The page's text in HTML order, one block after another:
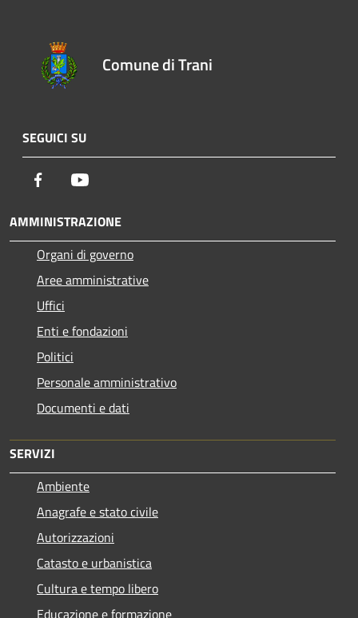
Comune di Trani
SEGUICI SU
Facebook
AMMINISTRAZIONE
Organi di governo
Aree amministrative
Uffici
Enti e fondazioni
Politici
Personale amministrativo
Documenti e dati
SERVIZI
Ambiente
Anagrafe e stato civile
Autorizzazioni
Catasto e urbanistica
Cultura e tempo libero
Educazione e formazione